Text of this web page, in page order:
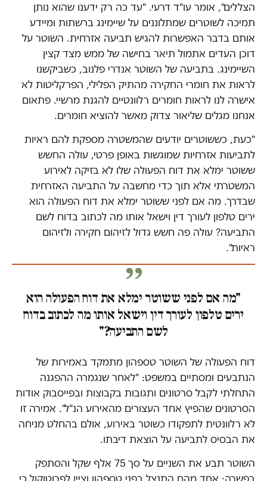
הצללים", אומר עו"ד דרעי. "עד כה רק ידענו שהוא נותן
תמיכה לשוטרים שמתלוננים על שיימינג ברשתות ומיידע
אותם בדבר האפשרות להגיש תביעה אזרחית. השוטר על
דוכן העדים אתמול תיאר בחישה של ממש מצד קצין
השיימינג. בתביעה של השוטר אנדרי פלנוב, כשביקשנו
לראות את חומרי החקירה מהתיק הפלילי, הפרקליטות לא
אישרה לנו לראות חומרים רלוונטיים להגנת מרשיי. פתאום
אנחנו מגלים שליאור צדוק מאשר להוציא חומרים.
"כעת, כששוטרים יודעים שהמשטרה מספקת להם ראיות
לתביעות אזרחיות שמוגשות באופן פרטי, עולה החשש
ששוטר ימלא את דוח הפעולה שלו לא בזיקה לאירוע
המשטרתי אלא תוך כדי מחשבה על התביעה האזרחית
שבדרך. מה אם לפני ששוטר ימלא את דוח הפעולה הוא
ירים טלפון לעורך דין וישאל אותו מה לכתוב בדוח לשם
התביעה? עולה פה חשש גדול לזיהום חקירה ולזיהום
ראיות".
"מה אם לפני ששוטר ימלא את דוח הפעולה הוא
ירים טלפון לעורך דין וישאל אותו מה לכתוב בדוח
לשם התביעה?"
דוח הפעולה של השוטר טספהון מתמקד באמירות של
הנתבעים ומסתיים במשפט: "לאחר שנגמרה ההפגנה
התחלתי לקבל סרטונים ותגובות בקבוצות ובפייסבוק אודות
הסרטונים שהפיץ אחד העצורים מהאירוע הנ"ל". אמירה זו
לא רלוונטית לתפקודו כשוטר באירוע, אולם בהחלט מניחה
את הבסיס לתביעה על הוצאת דיבתו.
השוטר תבע את השניים על סך 75 אלף שקל והסתפק